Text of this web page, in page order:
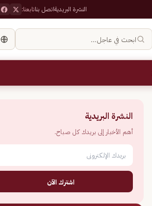
النشرة البريديةاتصل بناتابعنا:
ابحث في عاجل…
النشرة البريدية
أهم الأخبار إلى بريدك كل صباح.
اشترك الآن